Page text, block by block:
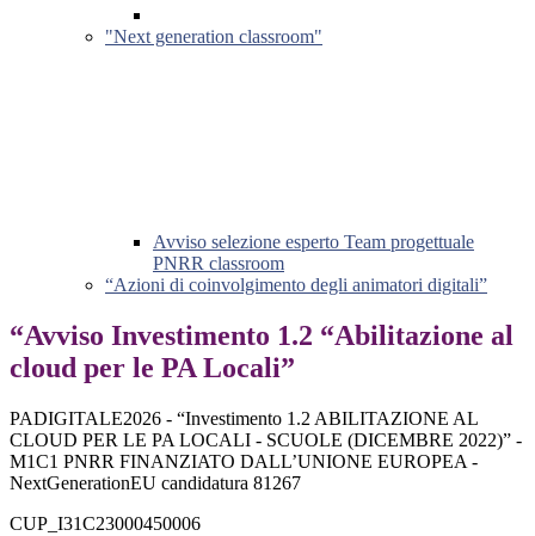
"Next generation classroom"
Avviso selezione esperto Team progettuale
PNRR classroom
“Azioni di coinvolgimento degli animatori digitali”
“Avviso Investimento 1.2 “Abilitazione al
cloud per le PA Locali”
PADIGITALE2026 - “Investimento 1.2 ABILITAZIONE AL
CLOUD PER LE PA LOCALI - SCUOLE (DICEMBRE 2022)” -
M1C1 PNRR FINANZIATO DALL’UNIONE EUROPEA -
NextGenerationEU candidatura 81267
CUP_I31C23000450006